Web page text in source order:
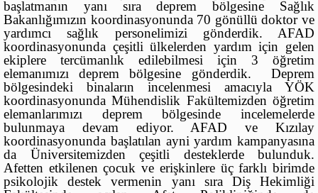
başlatmanın yanı sıra deprem bölgesine Sağlık
Bakanlığımızın koordinasyonunda 70 gönüllü doktor ve
yardımcı sağlık personelimizi gönderdik. AFAD
koordinasyonunda çeşitli ülkelerden yardım için gelen
ekiplere tercümanlık edilebilmesi için 3 öğretim
elemanımızı deprem bölgesine gönderdik. Deprem
bölgesindeki binaların incelenmesi amacıyla YÖK
koordinasyonunda Mühendislik Fakültemizden öğretim
elemanlarımızı deprem bölgesinde incelemelerde
bulunmaya devam ediyor. AFAD ve Kızılay
koordinasyonunda başlatılan ayni yardım kampanyasına
da Üniversitemizden çeşitli desteklerde bulunduk.
Afetten etkilenen çocuk ve erişkinlere üç farklı birimde
psikolojik destek vermenin yanı sıra Diş Hekimliği